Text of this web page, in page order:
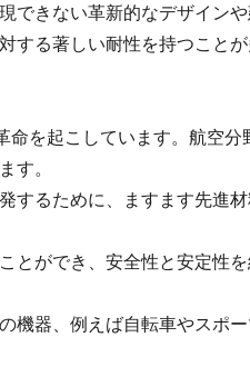
きない革新的なデザインや
る著しい耐性を持つこと
を起こしています。航空
す。
するために、ますます先進
ができ、安全性と安定性
器、例えば自転車やスポ